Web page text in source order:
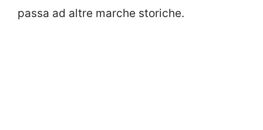
passa ad altre marche storiche.